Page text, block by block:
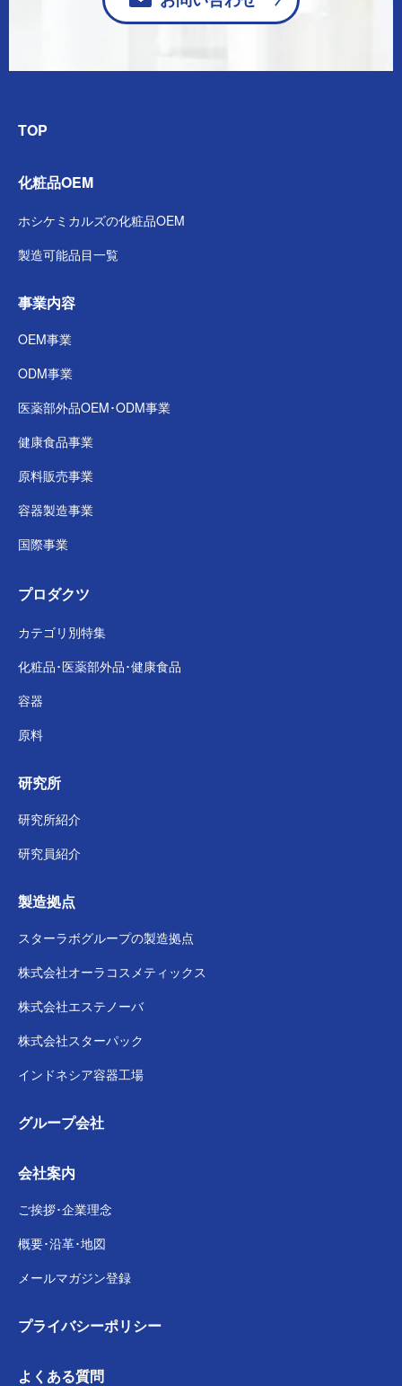
TOP
化粧品OEM
ホシケミカルズの化粧品OEM
製造可能品目一覧
事業内容
OEM事業
ODM事業
医薬部外品OEM･ODM事業
健康食品事業
原料販売事業
容器製造事業
国際事業
プロダクツ
カテゴリ別特集
化粧品･医薬部外品･健康食品
容器
原料
研究所
研究所紹介
研究員紹介
製造拠点
スターラボグループの製造拠点
株式会社オーラコスメティックス
株式会社エステノーバ
株式会社スターパック
インドネシア容器工場
グループ会社
会社案内
ご挨拶･企業理念
概要･沿革･地図
メールマガジン登録
よくある質問
プライバシーポリシー